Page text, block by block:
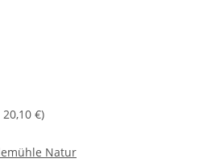
20,10 €)